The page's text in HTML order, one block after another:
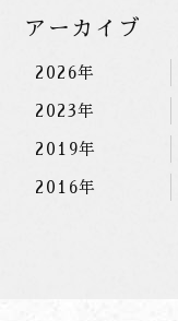
アーカイブ
2026年
2023年
2019年
2016年